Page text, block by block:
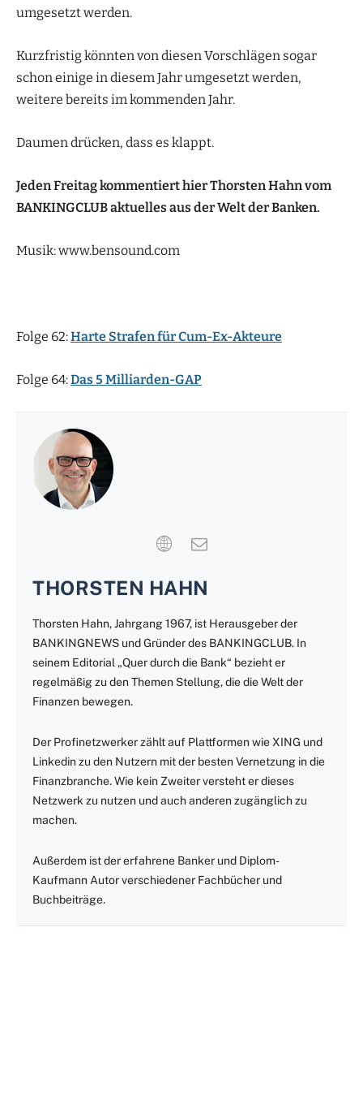
umgesetzt werden.
Kurzfristig könnten von diesen Vorschlägen sogar
schon einige in diesem Jahr umgesetzt werden,
weitere bereits im kommenden Jahr.
Daumen drücken, dass es klappt.
Jeden Freitag kommentiert hier Thorsten Hahn vom
BANKINGCLUB aktuelles aus der Welt der Banken.
Musik: www.bensound.com
Folge 62:Harte Strafen für Cum-Ex-Akteure
Folge 64:Das 5 Milliarden-GAP
THORSTEN HAHN
Thorsten Hahn, Jahrgang 1967, ist Herausgeber der
BANKINGNEWS und Gründer des BANKINGCLUB. In
seinem Editorial „Quer durch die Bank“ bezieht er
regelmäßig zu den Themen Stellung, die die Welt der
Finanzen bewegen.
Der Profinetzwerker zählt auf Plattformen wie XING und
Linkedin zu den Nutzern mit der besten Vernetzung in die
Finanzbranche. Wie kein Zweiter versteht er dieses
Netzwerk zu nutzen und auch anderen zugänglich zu
machen.
Außerdem ist der erfahrene Banker und Diplom-
Kaufmann Autor verschiedener Fachbücher und
Buchbeiträge.